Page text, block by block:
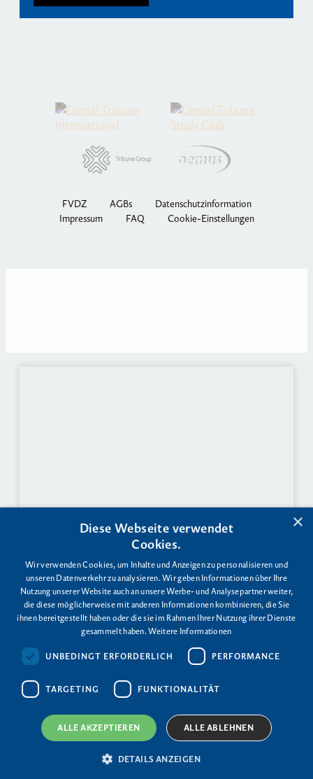
FVDZ AGBs
Datenschutzinformation
Impressum
FAQ Cookie-Einstellungen
×
Diese Webseite verwendet
Cookies.
Wir verwenden Cookies, um Inhalte und Anzeigen zu personalisieren und
unseren Datenverkehr zu analysieren. Wir geben Informationen über Ihre
Nutzung unserer Website auch an unsere Werbe- und Analysepartner weiter,
die diese möglicherweise mit anderen Informationen kombinieren, die Sie
ihnen bereitgestellt haben oder die sie im Rahmen Ihrer Nutzung ihrer Dienste
gesammelt haben.Weitere Informationen
UNBEDINGT ERFORDERLICH PERFORMANCE
TARGETING FUNKTIONALITÄT
ALLE AKZEPTIEREN ALLE ABLEHNEN
DETAILS ANZEIGEN